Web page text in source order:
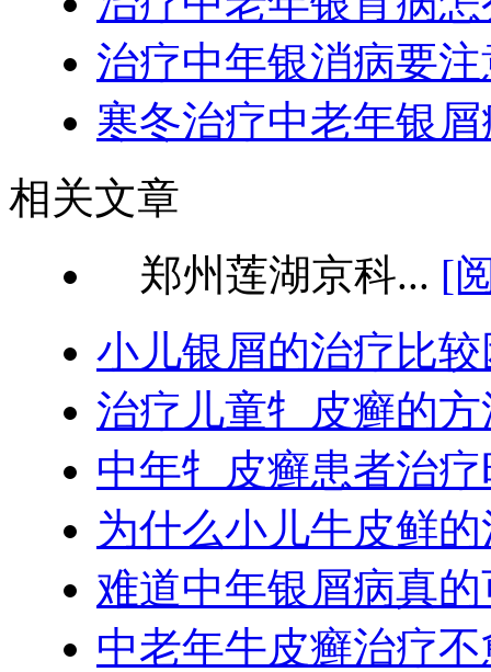
治疗中年银消病要
寒冬治疗中老年银
相关文章
郑州莲湖京科... [
小儿银屑的治疗比
治疗儿童牜皮癣的方
中年牜皮癣患者治
为什么小儿牛皮鲜
难道中年银屑病真
中老年牛皮癣治疗